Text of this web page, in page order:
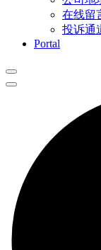
在线留
投诉通
Portal